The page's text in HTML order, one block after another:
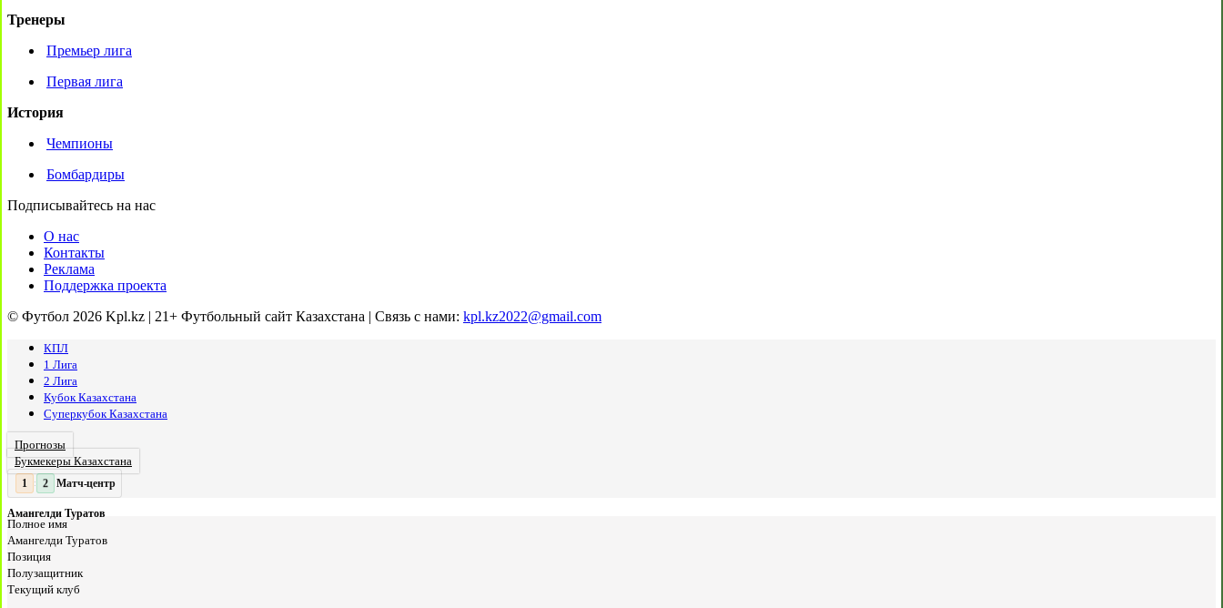
Тренеры
Премьер лига
Первая лига
История
Чемпионы
Бомбардиры
Подписывайтесь на нас
О нас
Контакты
Реклама
Поддержка проекта
© Футбол 2026 Kpl.kz | 21+ Футбольный сайт Казахстана | Связь с нами: kpl.kz2022@gmail.com
КПЛ
1 Лига
2 Лига
Кубок Казахстана
Суперкубок Казахстана
Прогнозы
Букмекеры Казахстана
: 2 Матч-центр
Амангелди Туратов
Полное имя
Амангелди Туратов
Позиция
Полузащитник
Текущий клуб